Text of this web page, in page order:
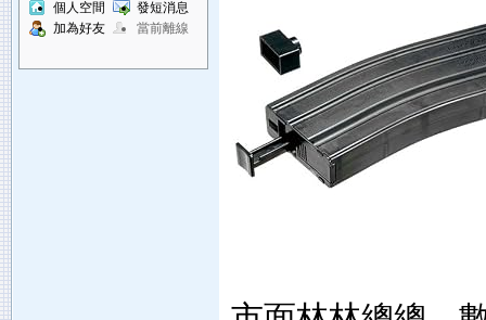
個人空間
發短消息
加為好友
當前離線